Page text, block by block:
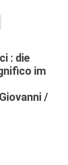
: die
im
/